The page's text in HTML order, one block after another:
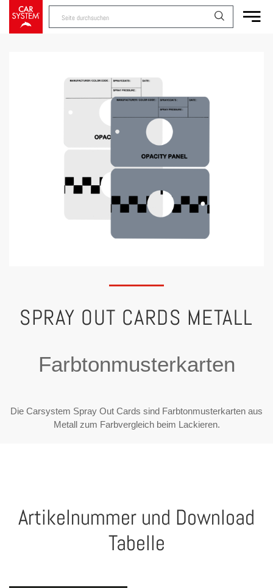
SPRAY OUT CARDS METALL
Farbtonmusterkarten
Die Carsystem Spray Out Cards sind Farbtonmusterkarten aus
Metall zum Farbvergleich beim Lackieren.
Artikelnummer und Download
Tabelle